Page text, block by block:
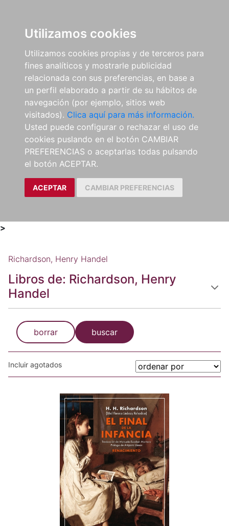
Utilizamos cookies
Utilizamos cookies propias y de terceros para
fines analíticos y mostrarle publicidad
relacionada con sus preferencias, en base a
un perfil elaborado a partir de su hábitos de
navegación (por ejemplo, sitios web
visitados). Clica aquí para más información.
Usted puede configurar o rechazar el uso de
cookies puslando en el botón CAMBIAR
PREFERENCIAS o aceptarlas todas pulsando
el botón ACEPTAR.
ACEPTAR CAMBIAR PREFERENCIAS
>
Richardson, Henry Handel
Libros de: Richardson, Henry
Handel
borrar buscar
Incluir agotados